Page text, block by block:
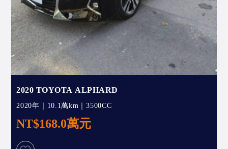
2020 TOYOTA ALPHARD
2020年｜10.1萬km｜3500CC
NT$168.0萬元